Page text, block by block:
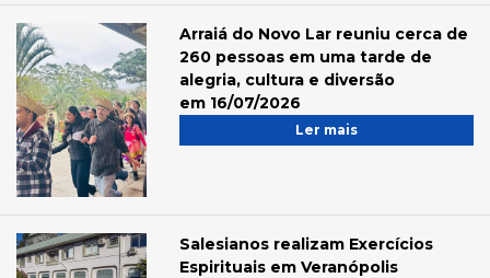
Arraiá do Novo Lar reuniu cerca de
260 pessoas em uma tarde de
alegria, cultura e diversão
em 16/07/2026
Ler mais
Salesianos realizam Exercícios
Espirituais em Veranópolis